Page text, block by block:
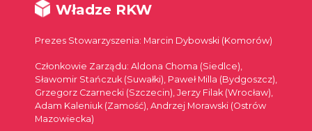
Władze RKW
Prezes Stowarzyszenia: Marcin Dybowski (Komorów)
Członkowie Zarządu: Aldona Choma (Siedlce),
Sławomir Stańczuk (Suwałki), Paweł Milla (Bydgoszcz),
Grzegorz Czarnecki (Szczecin), Jerzy Filak (Wrocław),
Adam Kaleniuk (Zamość), Andrzej Morawski (Ostrów
Mazowiecka)